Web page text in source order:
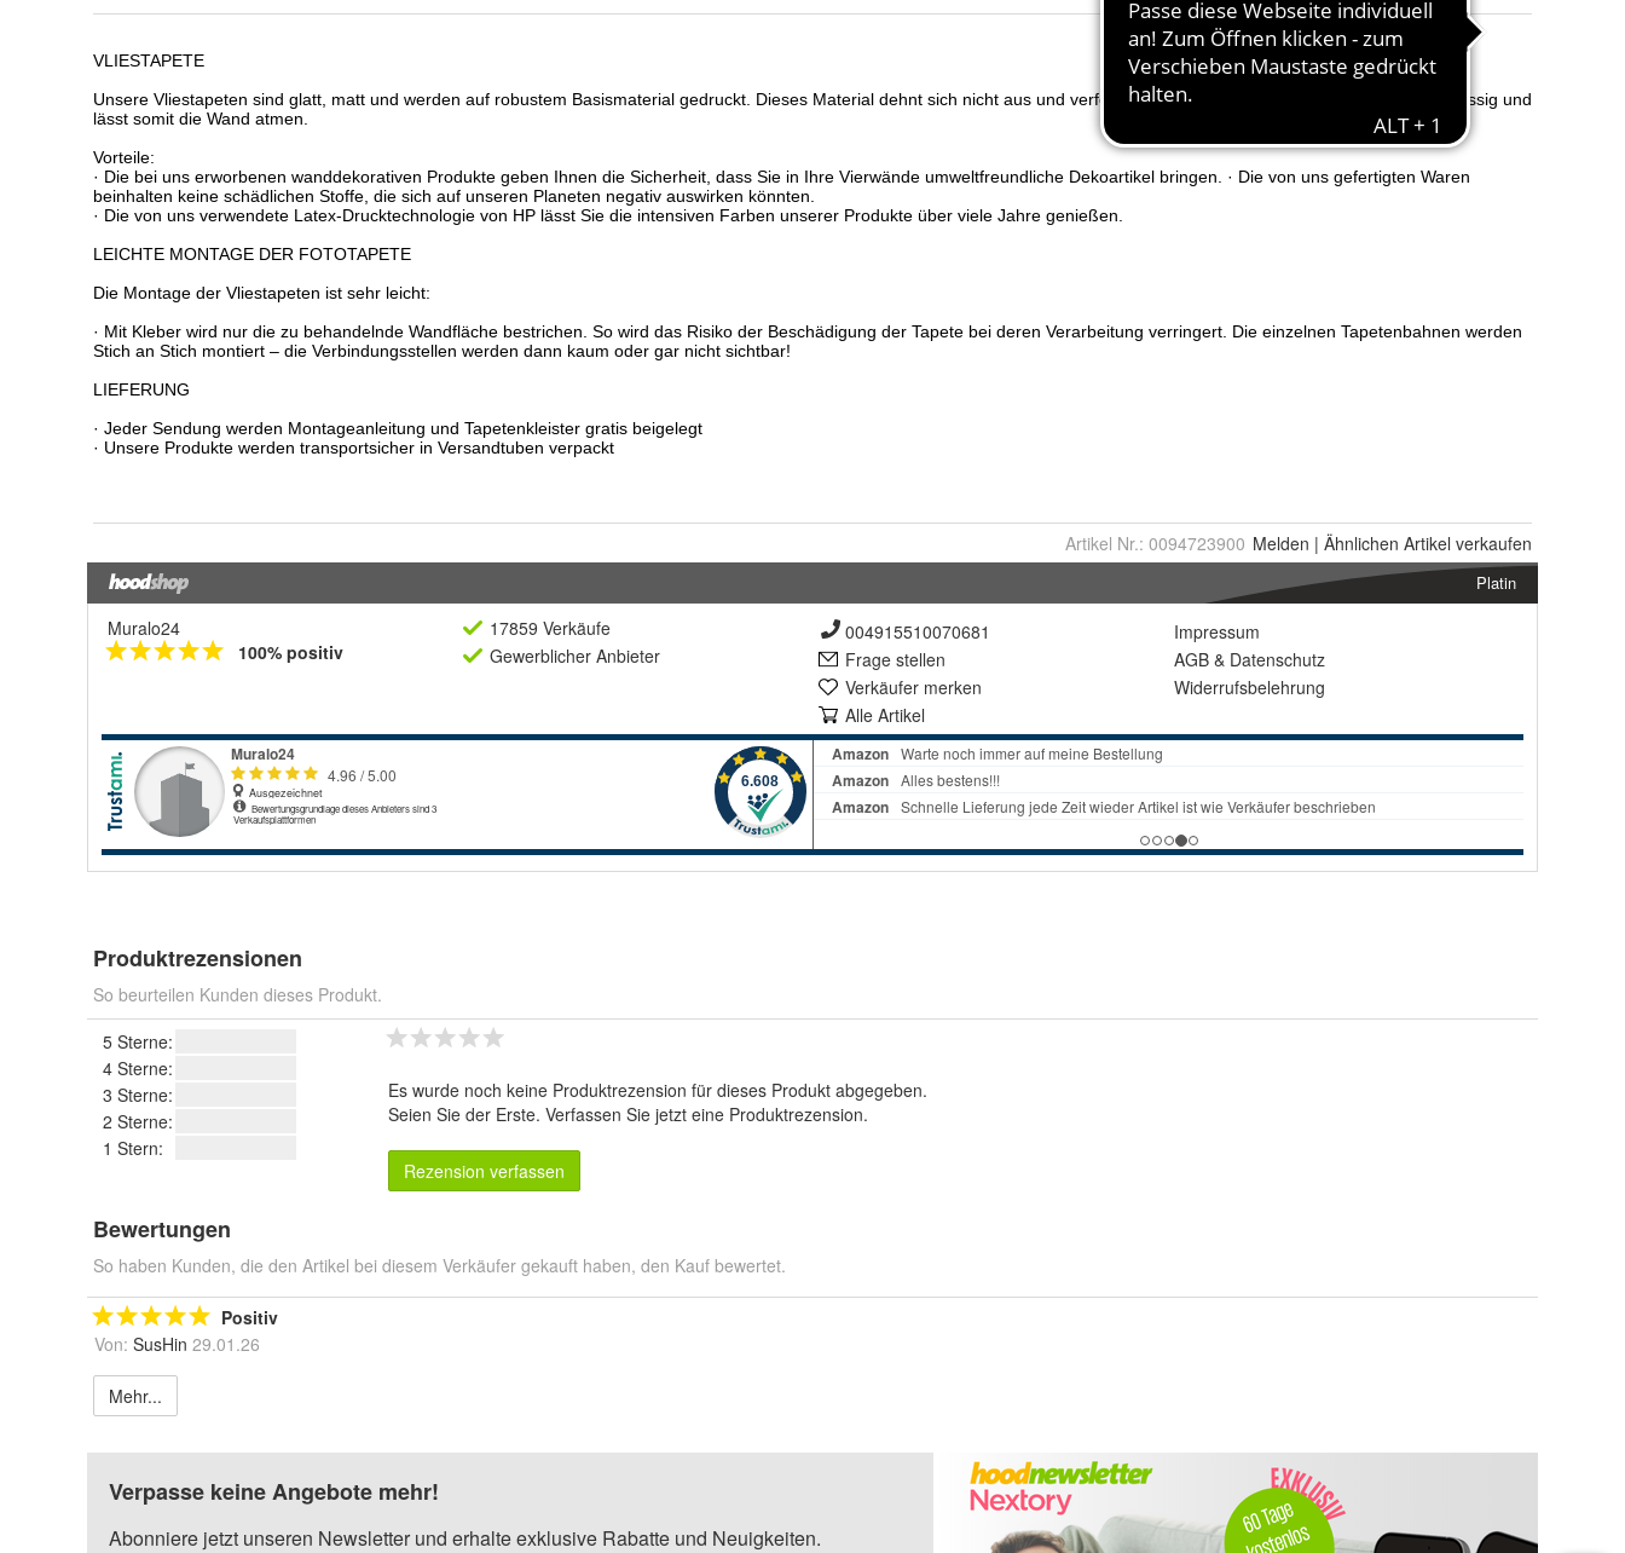
Artikel Nr.: 0094723900 Melden | Ähnlichen Artikel verkaufen
Platin
Muralo24
100% positiv
17859 Verkäufe
Gewerblicher Anbieter
004915510070681
Frage stellen
Verkäufer merken
Alle Artikel
Impressum
AGB & Datenschutz
Widerrufsbelehrung
Produktrezensionen
So beurteilen Kunden dieses Produkt.
5 Sterne:
4 Sterne:
3 Sterne:
2 Sterne:
1 Stern:
Es wurde noch keine Produktrezension für dieses Produkt abgegeben.
Seien Sie der Erste. Verfassen Sie jetzt eine Produktrezension.
Rezension verfassen
Bewertungen
So haben Kunden, die den Artikel bei diesem Verkäufer gekauft haben, den Kauf bewertet.
Positiv
Von: SusHin 29.01.26
Mehr...
Verpasse keine Angebote mehr!
Abonniere jetzt unseren Newsletter und erhalte exklusive Rabatte und Neuigkeiten.